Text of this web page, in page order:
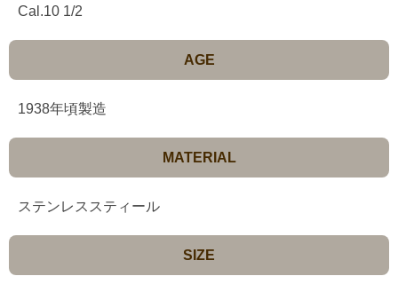
Cal.10 1/2
AGE
1938年頃製造
MATERIAL
ステンレススティール
SIZE